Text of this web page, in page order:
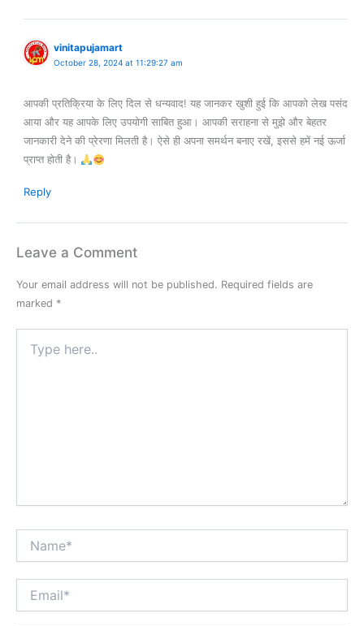
vinitapujamart
October 28, 2024 at 11:29:27 am
आपकी प्रतिक्रिया के लिए दिल से धन्यवाद! यह जानकर खुशी हुई कि आपको लेख पसंद
आया और यह आपके लिए उपयोगी साबित हुआ। आपकी सराहना से मुझे और बेहतर
जानकारी देने की प्रेरणा मिलती है। ऐसे ही अपना समर्थन बनाए रखें, इससे हमें नई ऊर्जा
प्राप्‍त होती है।
Reply
Leave a Comment
Your email address will not be published. Required fields are
marked *
here..